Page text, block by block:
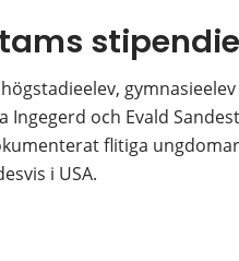
och Evald
flitiga
i USA.